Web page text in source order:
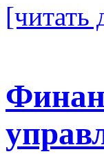
[читать